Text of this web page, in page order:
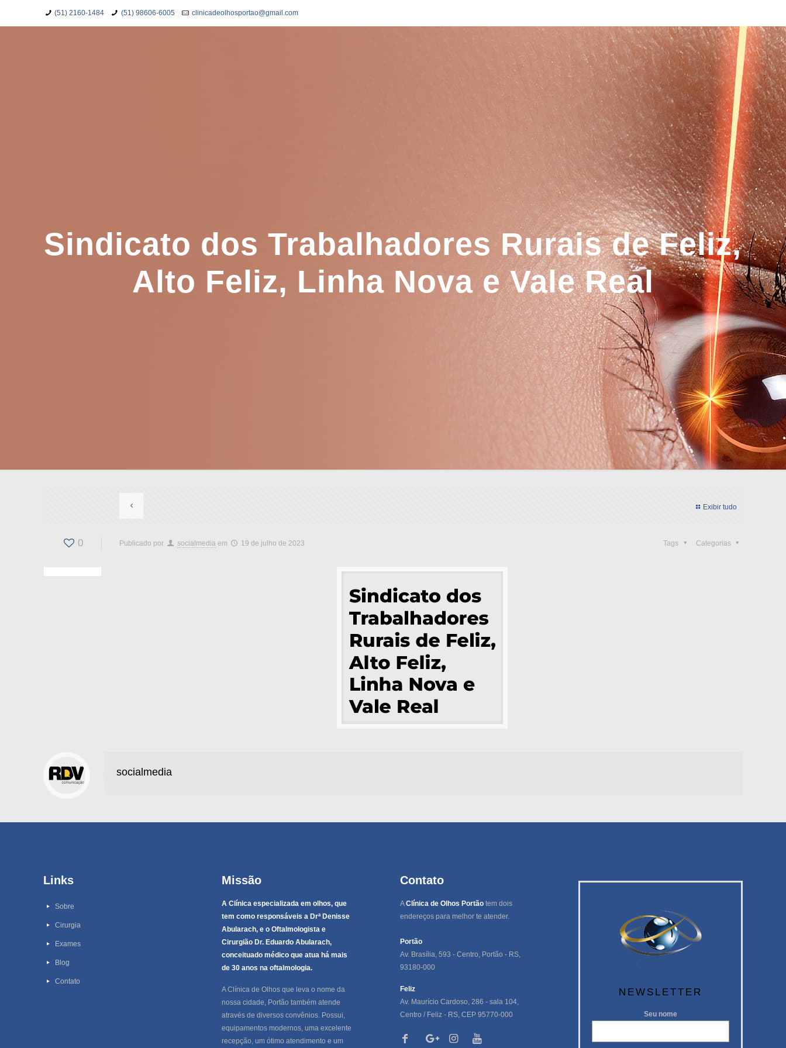
(51) 2160-1484 (51) 98606-6005 clinicadeolhosportao@gmail.com
Sindicato dos Trabalhadores Rurais de Feliz,
Alto Feliz, Linha Nova e Vale Real
Exibir tudo
0 Publicado por socialmedia em 19 de julho de 2023 Categorias
Tags
socialmedia
Links
Sobre
Cirurgia
Exames
Blog
Contato
Missão
A Clínica especializada em olhos, que
tem como responsáveis a Drª Denisse
Abularach, e o Oftalmologista e
Cirurgião Dr. Eduardo Abularach,
conceituado médico que atua há mais
de 30 anos na oftalmologia.
A Clínica de Olhos que leva o nome da
nossa cidade, Portão também atende
através de diversos convênios. Possui,
equipamentos modernos, uma excelente
recepção, um ótimo atendimento e um
Contato
AClínica de Olhos Portão tem dois
endereços para melhor te atender.
Portão
Av. Brasília, 593 - Centro, Portão - RS,
93180-000
Feliz
Av. Maurício Cardoso, 286 - sala 104,
Centro / Feliz - RS, CEP 95770-000
NEWSLETTER
Seu nome